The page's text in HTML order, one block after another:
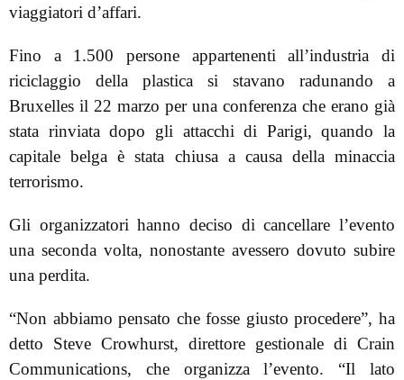
viaggiatori d’affari.
Fino a 1.500 persone appartenenti all’industria di
riciclaggio della plastica si stavano radunando a
Bruxelles il 22 marzo per una conferenza che erano già
stata rinviata dopo gli attacchi di Parigi, quando la
capitale belga è stata chiusa a causa della minaccia
terrorismo.
Gli organizzatori hanno deciso di cancellare l’evento
una seconda volta, nonostante avessero dovuto subire
una perdita.
“Non abbiamo pensato che fosse giusto procedere”, ha
detto Steve Crowhurst, direttore gestionale di Crain
Communications, che organizza l’evento. “Il lato